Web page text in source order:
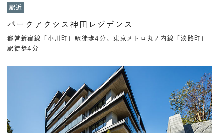
駅近
パークアクシス神田レジデンス
都営新宿線「小川町」駅徒歩4分、東京メトロ丸ノ内線「淡路町」
駅徒歩4分